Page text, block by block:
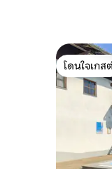
โดนใจเกสต์
โดนใจเกส